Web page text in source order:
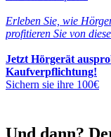
Erleben Sie, wie
profitieren Sie von
Jetzt Hörgerät
Kaufverpflichtung!
Sichern sie ihre 100€